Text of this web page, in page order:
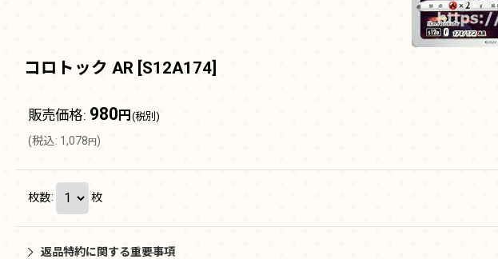
コロトック AR [S12A174]
販売価格: 980 円 (税別)
(税込: 1,078円)
枚数: 枚
返品特約に関する重要事項